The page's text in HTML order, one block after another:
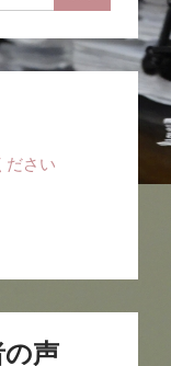
ださい
声